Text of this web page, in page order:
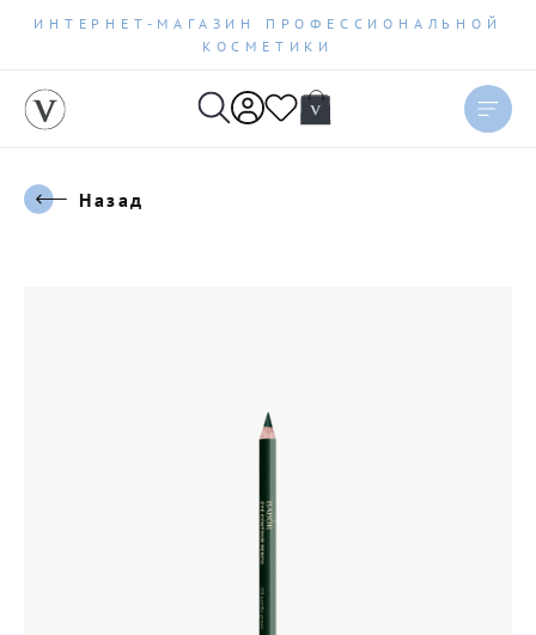
ИНТЕРНЕТ-МАГАЗИН ПРОФЕССИОНАЛЬНОЙ
КОСМЕТИКИ
Назад